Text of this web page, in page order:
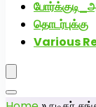
தொடர்புக்கு
Various